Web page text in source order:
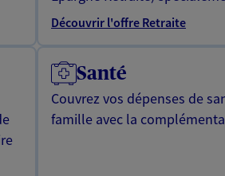
Découvrir l'offre Retraite
Santé
Couvrez vos dépenses de
famille avec la